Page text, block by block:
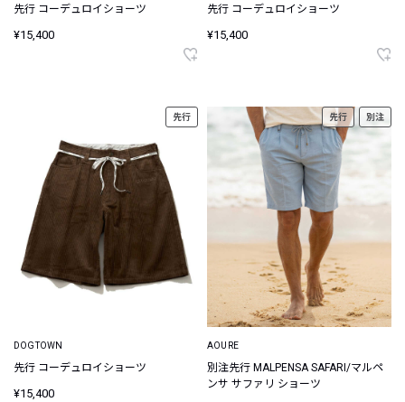
先行 コーデュロイショーツ
¥15,400
先行 コーデュロイショーツ
¥15,400
先行
DOGTOWN
先行 コーデュロイショーツ
¥15,400
先行 別注
AOURE
別注先行 MALPENSA SAFARI/マルペ
ンサ サファリ ショーツ